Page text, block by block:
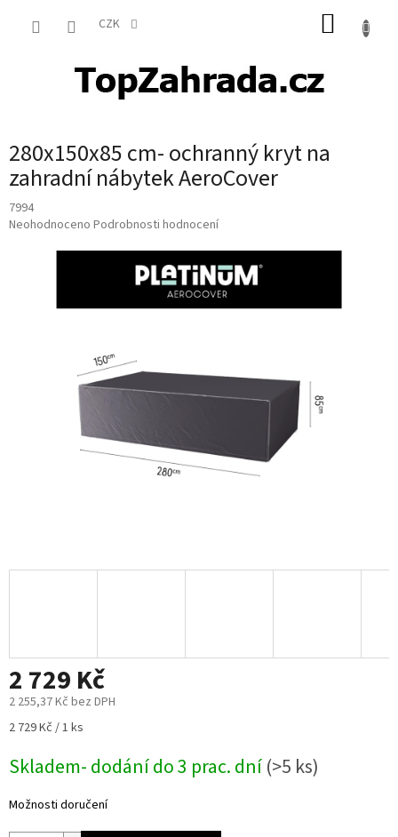
CZK
280x150x85 cm- ochranný kryt na
zahradní nábytek AeroCover
7994
Průměrné
Neohodnoceno Podrobnosti hodnocení
2 729 Kč
2 255,37 Kč bez DPH
Měrná
2 729 Kč / 1 ks
Skladem- dodání do 3 prac. dní(>5 ks)
Možnosti doručení